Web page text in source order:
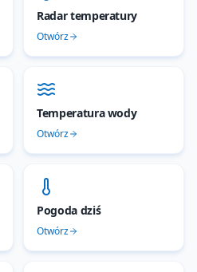
Radar temperatury
Otwórz
Temperatura wody
Otwórz
Pogoda dziś
Otwórz